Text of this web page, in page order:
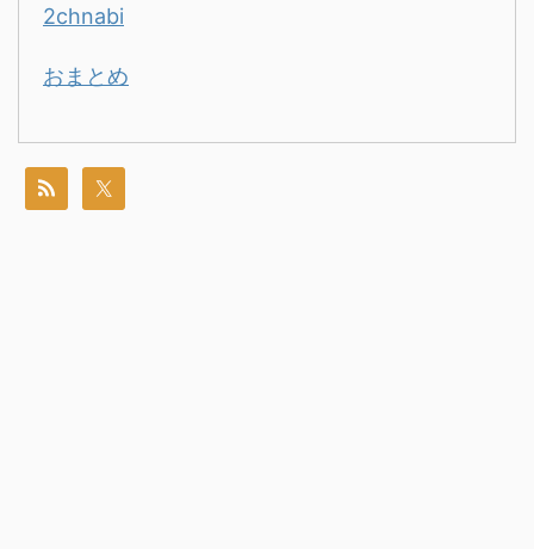
2chnabi
おまとめ